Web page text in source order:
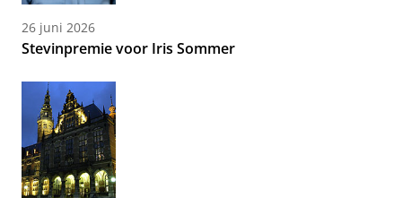
26 juni 2026
Stevinpremie voor Iris Sommer